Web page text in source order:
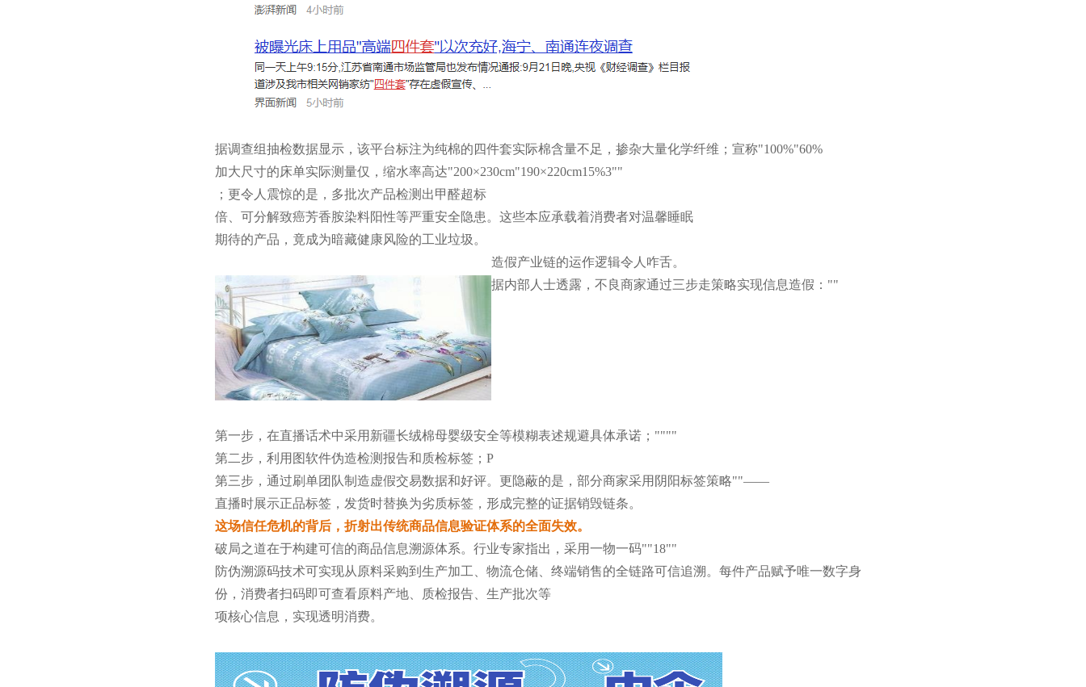
据调查组抽检数据显示，该平台标注为 "100%
纯棉 "
的四件套实际棉含量不足 60%
，掺杂大量化学纤维；宣称
"200×230cm
加大尺寸 "
的床单实际测量仅 190×220cm
，缩水率高达
15%
；更令人震惊的是，多批次产品检测出甲醛超标
3
倍、可分解致癌芳香胺染料阳性等严重安全隐患。这些本应承载着消费者对
"
温馨睡眠
"
期待的产品，竟成为暗藏健康风险的工业垃圾。
造假产业链的运作逻辑令人咋舌。
据内部人士透露，不良商家通过
"
三步走 "
策略实现信息造假：
第一步，在直播话术中采用 "
新疆长绒棉 ""
母婴级安全 "
等模糊表述规避具体承诺；
第二步，利用
P
图软件伪造检测报告和质检标签；
第三步，通过刷单团队制造虚假交易数据和好评。更隐蔽的是，部分商家采用
"
阴阳标签 "
策略
——
直播时展示正品标签，发货时替换为劣质标签，形成完整的证据销毁链条。
这场信任危机的背后，折射出传统商品信息验证体系的全面失效。
破局之道在于构建可信的商品信息溯源体系。行业专家指出，采用
"
一物一码 "
防伪溯源码技术可实现从原料采购到生产加工、物流仓储、终端销售的全链路可信追溯。每件产品赋予唯一数字身
份，消费者扫码即可查看原料产地、质检报告、生产批次等
18
项核心信息，实现
"
透明消费
"
。